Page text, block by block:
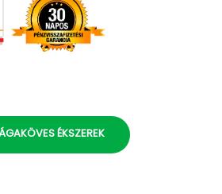
ÉKSZEREK